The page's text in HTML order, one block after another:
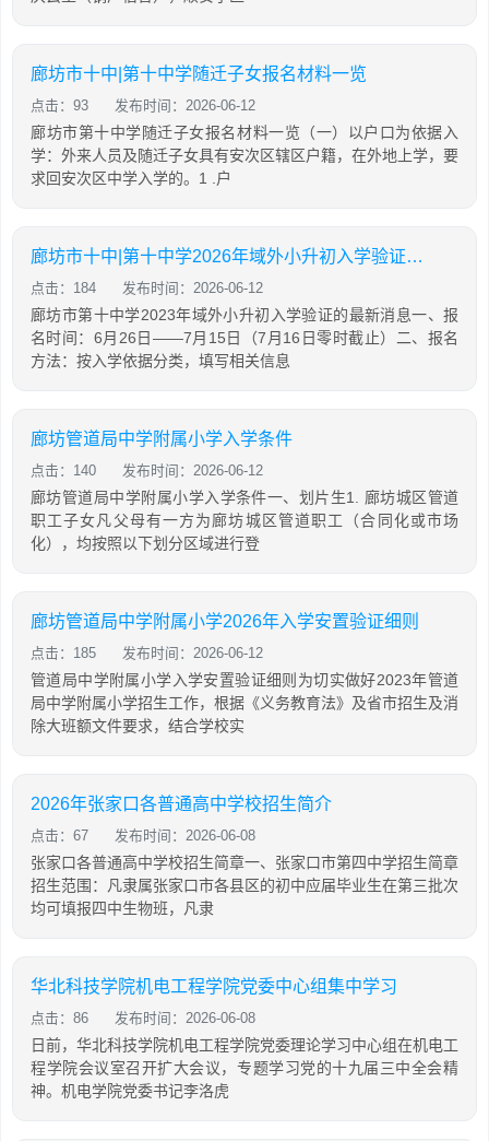
廊坊市十中|第十中学随迁子女报名材料一览
点击：93 发布时间：2026-06-12
廊坊市第十中学随迁子女报名材料一览（一）以户口为依据入
学：外来人员及随迁子女具有安次区辖区户籍，在外地上学，要
求回安次区中学入学的。1 .户
廊坊市十中|第十中学2026年域外小升初入学验证的最新消息
点击：184 发布时间：2026-06-12
廊坊市第十中学2023年域外小升初入学验证的最新消息一、报
名时间：6月26日——7月15日（7月16日零时截止）二、报名
方法：按入学依据分类，填写相关信息
廊坊管道局中学附属小学入学条件
点击：140 发布时间：2026-06-12
廊坊管道局中学附属小学入学条件一、划片生1. 廊坊城区管道
职工子女凡父母有一方为廊坊城区管道职工（合同化或市场
化），均按照以下划分区域进行登
廊坊管道局中学附属小学2026年入学安置验证细则
点击：185 发布时间：2026-06-12
管道局中学附属小学入学安置验证细则为切实做好2023年管道
局中学附属小学招生工作，根据《义务教育法》及省市招生及消
除大班额文件要求，结合学校实
2026年张家口各普通高中学校招生简介
点击：67 发布时间：2026-06-08
张家口各普通高中学校招生简章一、张家口市第四中学招生简章
招生范围：凡隶属张家口市各县区的初中应届毕业生在第三批次
均可填报四中生物班，凡隶
华北科技学院机电工程学院党委中心组集中学习
点击：86 发布时间：2026-06-08
日前，华北科技学院机电工程学院党委理论学习中心组在机电工
程学院会议室召开扩大会议，专题学习党的十九届三中全会精
神。机电学院党委书记李洛虎